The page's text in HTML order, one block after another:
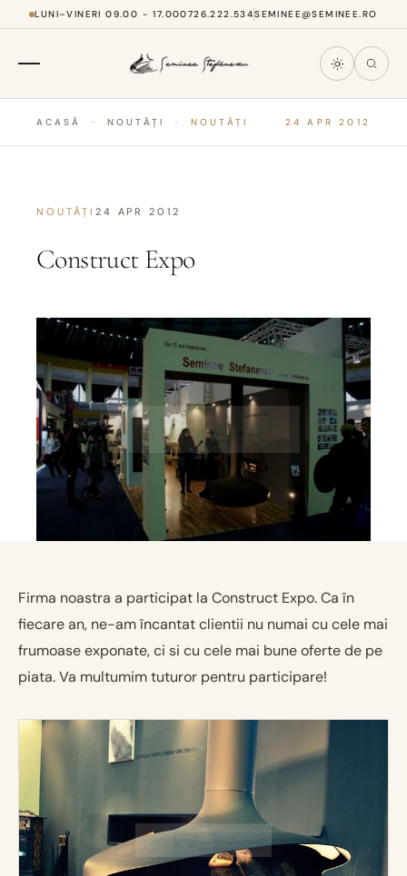
LUNI–VINERI 09.00 - 17.000726.222.534SEMINEE@SEMINEE.RO
ACASĂ · NOUTĂȚI · NOUTĂȚI 24 APR 2012
NOUTĂȚI24 APR 2012
Construct Expo
Firma noastra a participat la Construct Expo. Ca în
fiecare an, ne-am încantat clientii nu numai cu cele mai
frumoase exponate, ci si cu cele mai bune oferte de pe
piata. Va multumim tuturor pentru participare!